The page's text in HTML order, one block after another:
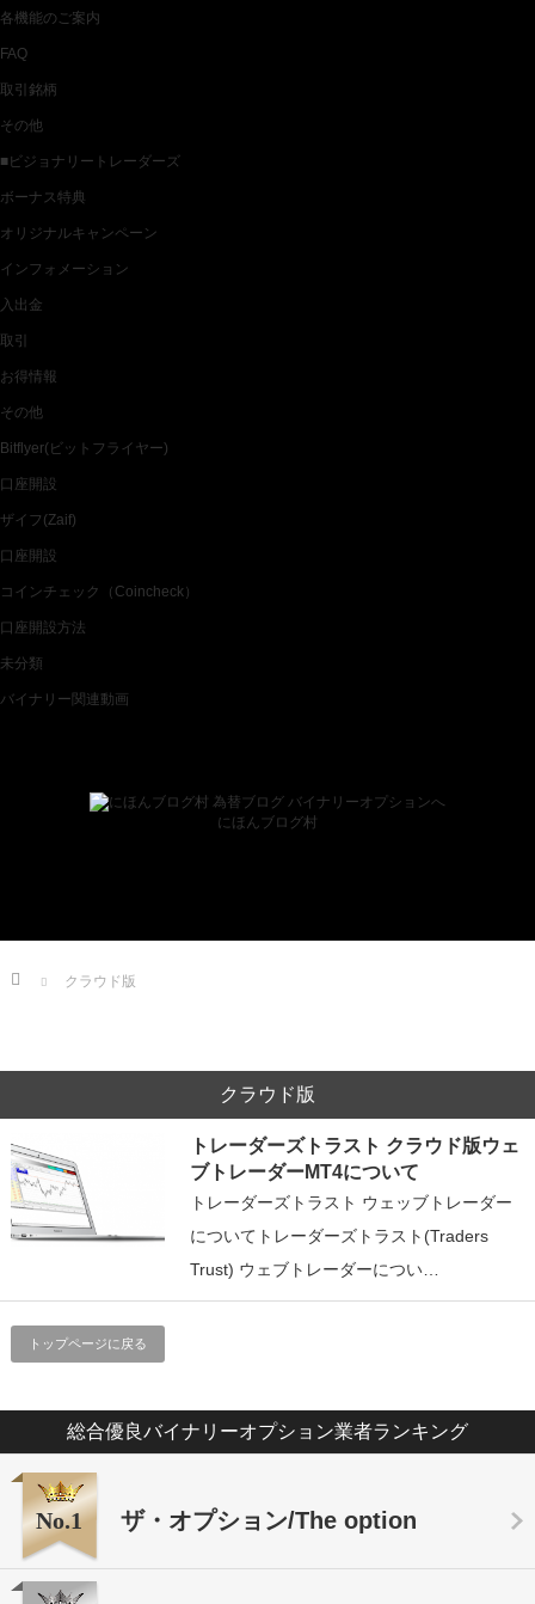
各機能のご案内
FAQ
取引銘柄
その他
■ビジョナリートレーダーズ
ボーナス特典
オリジナルキャンペーン
インフォメーション
入出金
取引
お得情報
その他
Bitflyer(ビットフライヤー)
口座開設
ザイフ(Zaif)
口座開設
コインチェック（Coincheck）
口座開設方法
未分類
バイナリー関連動画
にほんブログ村
Home クラウド版
クラウド版
トレーダーズトラスト クラウド版ウェ
ブトレーダーMT4について
トレーダーズトラスト ウェッブトレーダー
についてトレーダーズトラスト(Traders
Trust) ウェブトレーダーについ…
トップページに戻る
総合優良バイナリーオプション業者ランキング
No.1 ザ・オプション/The option